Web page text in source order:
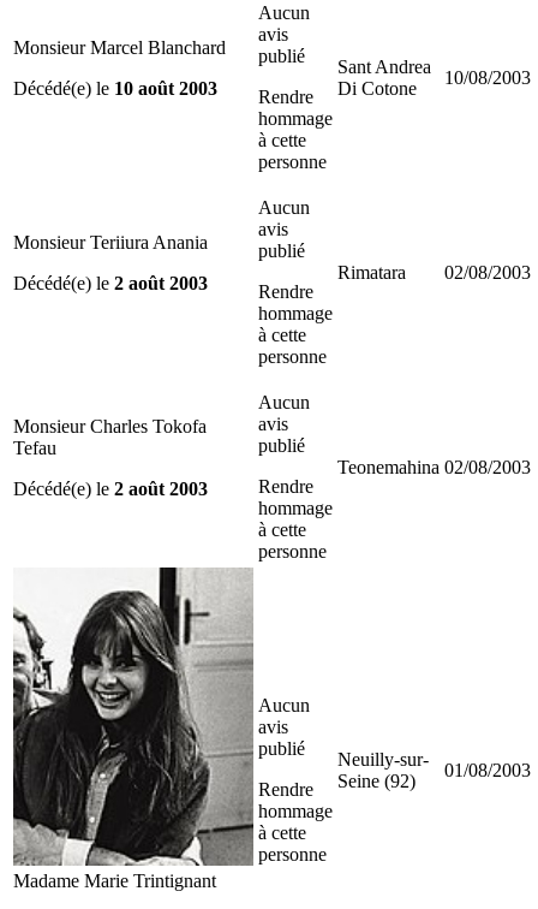
Monsieur Marcel Blanchard
Décédé(e) le 10 août 2003
Aucun
avis
publié
Rendre
hommage
à cette
personne
Sant Andrea
Di Cotone
10/08/2003
Monsieur Teriiura Anania
Décédé(e) le 2 août 2003
Aucun
avis
publié
Rendre
hommage
à cette
personne
Rimatara 02/08/2003
Monsieur Charles Tokofa
Tefau
Décédé(e) le 2 août 2003
Aucun
avis
publié
Rendre
hommage
à cette
personne
Teonemahina 02/08/2003
Madame Marie Trintignant
Aucun
avis
publié
Rendre
hommage
à cette
personne
Neuilly-sur-
Seine (92)
01/08/2003